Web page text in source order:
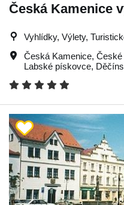
Česká Kamenice
Vyhlídky, Výlety,
Česká Kamenice,
Labské pískovce,